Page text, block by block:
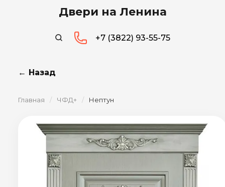
Двери на Ленина
+7 (3822) 93-55-75
← Назад
Главная / ЧФД+ / Нептун